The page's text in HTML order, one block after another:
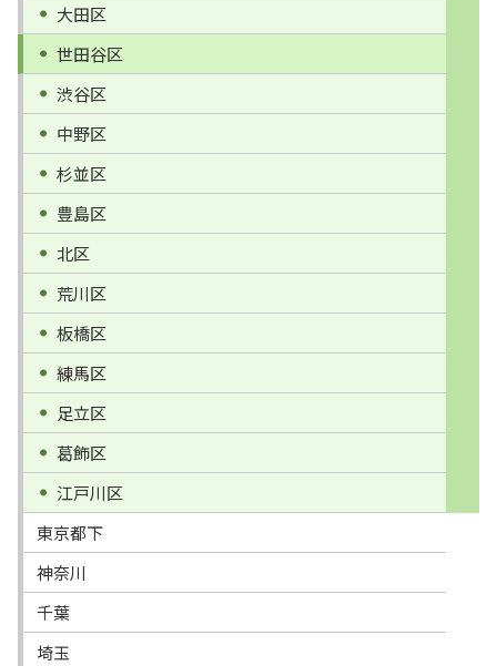
大田区
世田谷区
渋谷区
中野区
杉並区
豊島区
北区
荒川区
板橋区
練馬区
足立区
葛飾区
江戸川区
東京都下
神奈川
千葉
埼玉